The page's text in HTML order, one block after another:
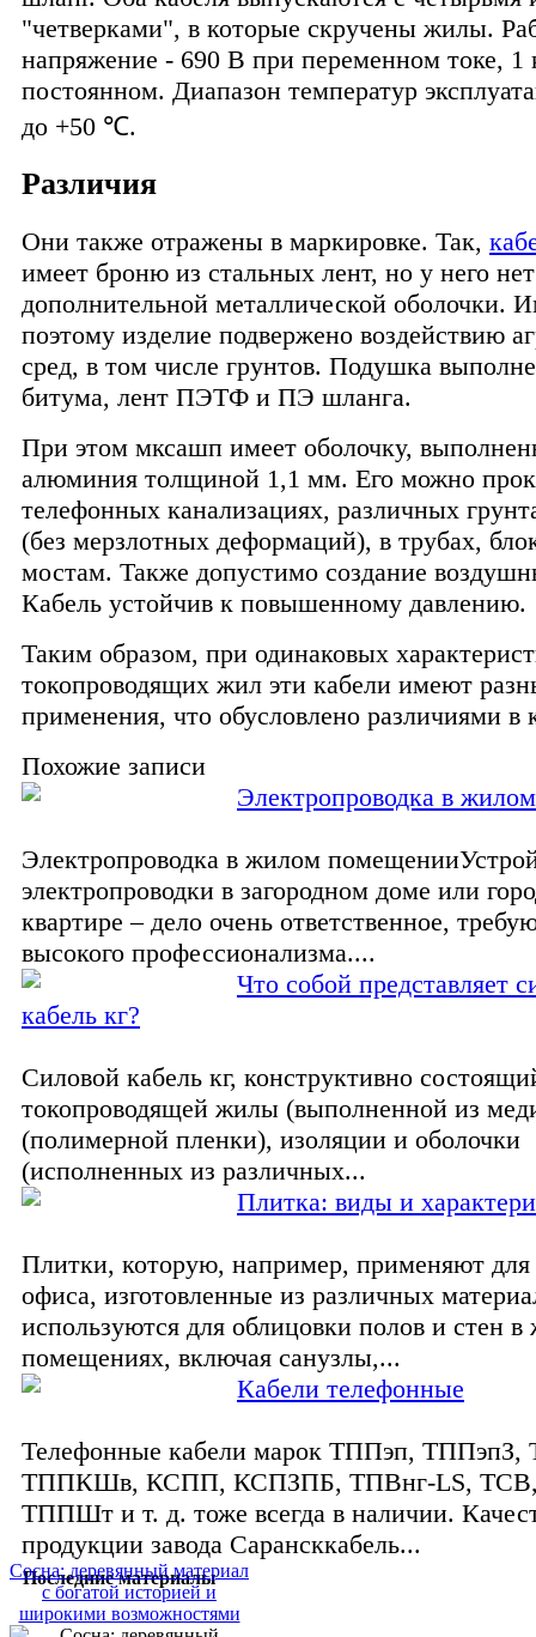
"четверками", в которые скручены жилы.
напряжение - 690 В при переменном токе, 1
постоянном. Диапазон температур
до +50 ℃.
Различия
Они также отражены в маркировке. Так,
имеет броню из стальных лент, но у него нет
дополнительной металлической оболочки.
поэтому изделие подвержено воздействию
сред, в том числе грунтов. Подушка
битума, лент ПЭТФ и ПЭ шланга.
При этом мксашп имеет оболочку,
алюминия толщиной 1,1 мм. Его можно
телефонных канализациях, различных
(без мерзлотных деформаций), в трубах,
мостам. Также допустимо создание
Кабель устойчив к повышенному давлению.
Таким образом, при одинаковых
токопроводящих жил эти кабели имеют
применения, что обусловлено различиями в
Похожие записи
Электропроводка в
Электропроводка в жилом
электропроводки в загородном доме или
квартире – дело очень ответственное,
высокого профессионализма....
Что собой представляет
кабель кг?
Силовой кабель кг, конструктивно
токопроводящей жилы (выполненной из
(полимерной пленки), изоляции и оболочки
(исполненных из различных...
Плитка: виды и
Плитки, которую, например, применяют для
офиса, изготовленные из различных
используются для облицовки полов и стен
помещениях, включая санузлы,...
Кабели телефонные
Телефонные кабели марок ТППэп,
ТППКШв, КСПП, КСПЗПБ, ТПВнг-LS,
ТППШт и т. д. тоже всегда в наличии.
продукции завода Сарансккабель...
Последние материалы
Сосна: деревянный материал
с богатой историей и
широкими возможностями